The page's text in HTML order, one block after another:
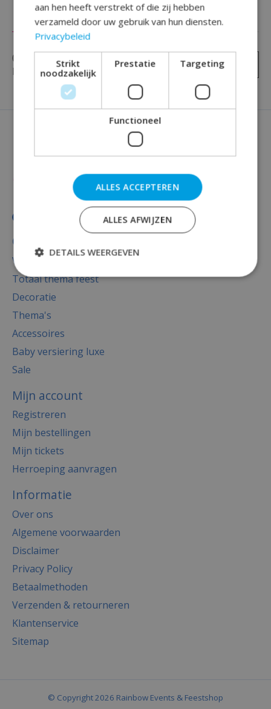
Reviews (0)
0 sterren op basis van0
beoordelingen
Je beoordeling toevoegen
Categorieën
Versiering
Totaal thema feest
Decoratie
Thema's
Accessoires
Baby versiering luxe
Sale
Mijn account
Registreren
Mijn bestellingen
Mijn tickets
Herroeping aanvragen
Informatie
Over ons
Algemene voorwaarden
Disclaimer
Privacy Policy
Betaalmethoden
Verzenden & retourneren
Klantenservice
Sitemap
© Copyright 2026 Rainbow Events & Feestshop
aan hen heeft verstrekt of die zij hebben
verzameld door uw gebruik van hun diensten.
Privacybeleid
Strikt
noodzakelijk
Prestatie Targeting
Functioneel
ALLES ACCEPTEREN
ALLES AFWIJZEN
DETAILS WEERGEVEN